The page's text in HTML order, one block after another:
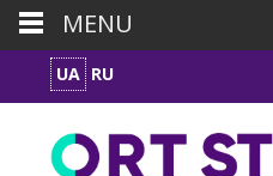
UA RU
MENU